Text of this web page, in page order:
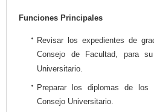
Funciones Principales
Revisar los expedientes de
Consejo de Facultad, para
Universitario.
Preparar los diplomas de los
Consejo Universitario.